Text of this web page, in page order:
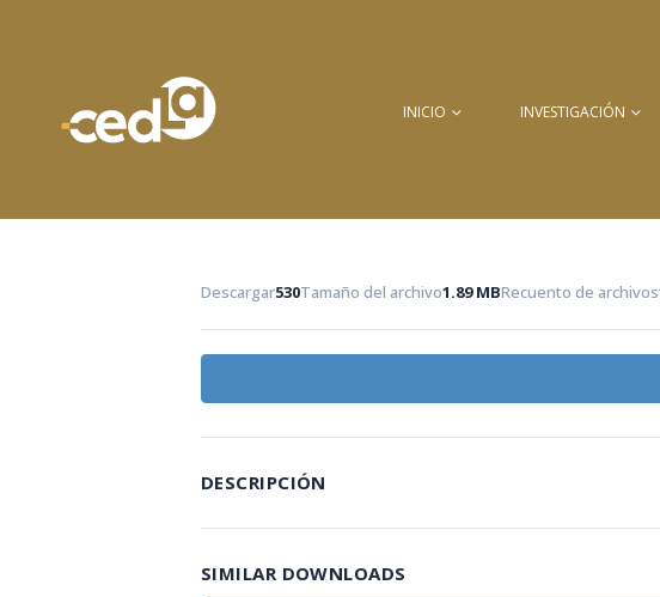
INICIO INVESTIGACIÓN
Descargar530Tamaño del archivo1.89 MBRecuento de archivos
DESCRIPCIÓN
SIMILAR DOWNLOADS